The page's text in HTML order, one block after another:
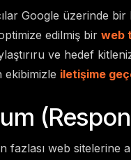
Google üzerinde
edilmiş bir web
ve hedef
ekibimizle iletişime
fazlası web